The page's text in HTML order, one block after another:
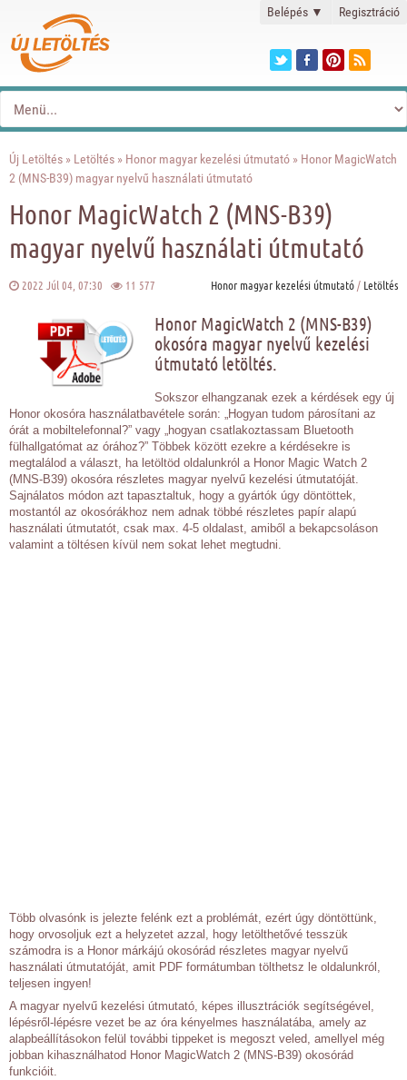
Belépés ▼ Regisztráció
Új Letöltés » Letöltés » Honor magyar kezelési útmutató » Honor MagicWatch
2 (MNS-B39) magyar nyelvű használati útmutató
Honor MagicWatch 2 (MNS-B39)
magyar nyelvű használati útmutató
2022 Júl 04, 07:30 11 577 Honor magyar kezelési útmutató/ Letöltés
Honor MagicWatch 2 (MNS-B39)
okosóra magyar nyelvű kezelési
útmutató letöltés.
Sokszor elhangzanak ezek a kérdések egy új
Honor okosóra használatbavétele során: „Hogyan tudom párosítani az
órát a mobiltelefonnal?” vagy „hogyan csatlakoztassam Bluetooth
fülhallgatómat az órához?” Többek között ezekre a kérdésekre is
megtalálod a választ, ha letöltöd oldalunkról a Honor Magic Watch 2
(MNS-B39) okosóra részletes magyar nyelvű kezelési útmutatóját.
Sajnálatos módon azt tapasztaltuk, hogy a gyártók úgy döntöttek,
mostantól az okosórákhoz nem adnak többé részletes papír alapú
használati útmutatót, csak max. 4-5 oldalast, amiből a bekapcsoláson
valamint a töltésen kívül nem sokat lehet megtudni.
Több olvasónk is jelezte felénk ezt a problémát, ezért úgy döntöttünk,
hogy orvosoljuk ezt a helyzetet azzal, hogy letölthetővé tesszük
számodra is a Honor márkájú okosórád részletes magyar nyelvű
használati útmutatóját, amit PDF formátumban tölthetsz le oldalunkról,
teljesen ingyen!
A magyar nyelvű kezelési útmutató, képes illusztrációk segítségével,
lépésről-lépésre vezet be az óra kényelmes használatába, amely az
alapbeállításokon felül további tippeket is megoszt veled, amellyel még
jobban kihasználhatod Honor MagicWatch 2 (MNS-B39) okosórád
funkcióit.